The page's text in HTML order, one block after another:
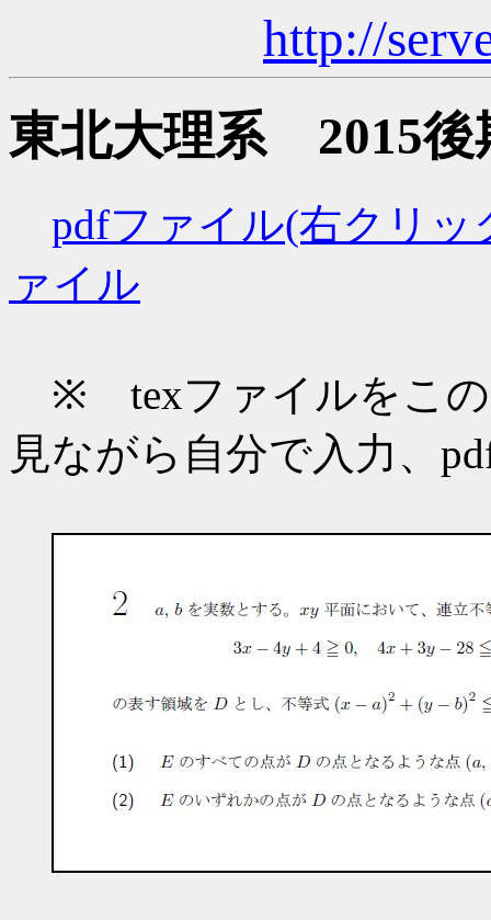
http://
東北大理系
pdfファイル(右クリ
ァイル
※ texファイルをこの
見ながら自分で入力、